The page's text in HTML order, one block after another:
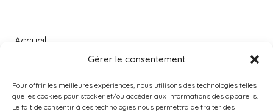
Gérer le consentement
Pour offrir les meilleures expériences, nous utilisons des technologies telles
que les cookies pour stocker et/ou accéder aux informations des appareils.
Le fait de consentir à ces technologies nous permettra de traiter des
Accueil
Catégories
PRODUITS POPULAIRES